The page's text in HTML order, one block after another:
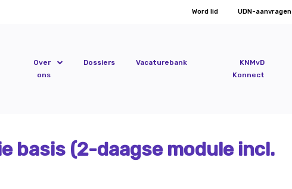
Word lid UDN-aanvragen
Over
ons
Dossiers Vacaturebank
KNMvD
Konnect
basis (2-daagse module incl.